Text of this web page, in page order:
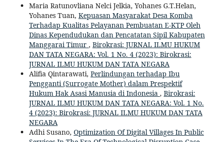
Maria Ratunovliana Nelci Jelkia, Yohanes G.T.Helan,
Yohanes Tuan, Kepuasan Masyarakat Desa Komba
Terhadap Kualitas Pelayanan Pembuatan E-KTP Oleh
Dinas Kependudukan dan Pencatatan Sipil Kabupaten
Manggarai Timur , Birokrasi: JURNAL ILMU HUKUM
DAN TATA NEGARA: Vol. 1 No. 4 (2023): Birokrasi:
JURNAL ILMU HUKUM DAN TATA NEGARA
Alifia Qintarawati, Perlindungan terhadap Ibu
Pengganti (Surrogate Mother) dalam Prespektif
Hukum Hak Asasi Manusia di Indonesia , Birokrasi:
JURNAL ILMU HUKUM DAN TATA NEGARA: Vol. 1 No.
4 (2023): Birokrasi: JURNAL ILMU HUKUM DAN TATA
NEGARA
Adhi Susano, Optimization Of Digital Villages In Public